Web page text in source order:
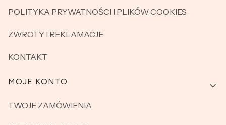
POLITYKA PRYWATNOŚCI I PLIKÓW COOKIES
ZWROTY I REKLAMACJE
KONTAKT
MOJE KONTO
TWOJE ZAMÓWIENIA